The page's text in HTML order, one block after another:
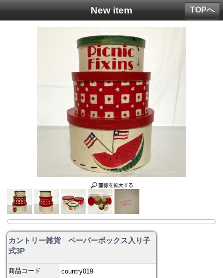
New item
カントリー雑貨 ペーパーボックス入り子
式3P
商品コード country019
TOPへ